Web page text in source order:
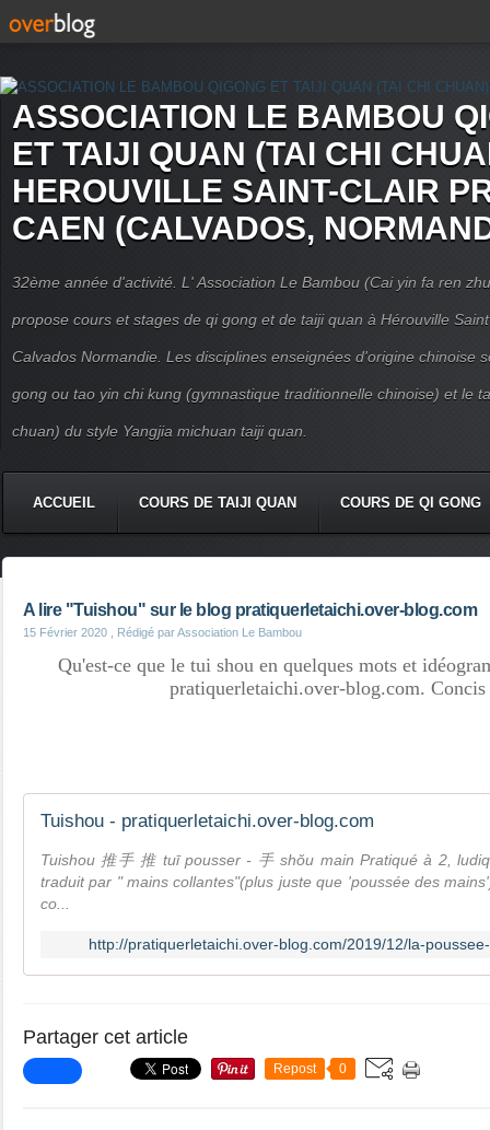
ASSOCIATION LE BAMBOU
ET TAIJI QUAN (TAI CHI
HEROUVILLE SAINT-CLAIR
CAEN (CALVADOS,
32ème année d'activité. L' Association Le Bambou (Cai yin fa ren
propose cours et stages de qi gong et de taiji quan à Hérouville
Calvados Normandie. Les disciplines enseignées d'origine chinoise
gong ou tao yin chi kung (gymnastique traditionnelle chinoise) et le
chuan) du style Yangjia michuan taiji quan.
ACCUEIL COURS DE TAIJI QUAN COURS DE QI GONG
A lire "Tuishou" sur le blog pratiquerletaichi.over-blog.com
15 Février 2020 , Rédigé par Association Le Bambou
Qu'est-ce que le tui shou en quelques mots et
pratiquerletaichi.over-blog.com. Concis
Tuishou - pratiquerletaichi.over-blog.com
Tuishou 推手 推 tuī pousser - 手 shŏu main Pratiqué à 2,
traduit par " mains collantes"(plus juste que 'poussée des
co...
http://pratiquerletaichi.over-blog.com/2019/12/la-
Partager cet article
Repost 0